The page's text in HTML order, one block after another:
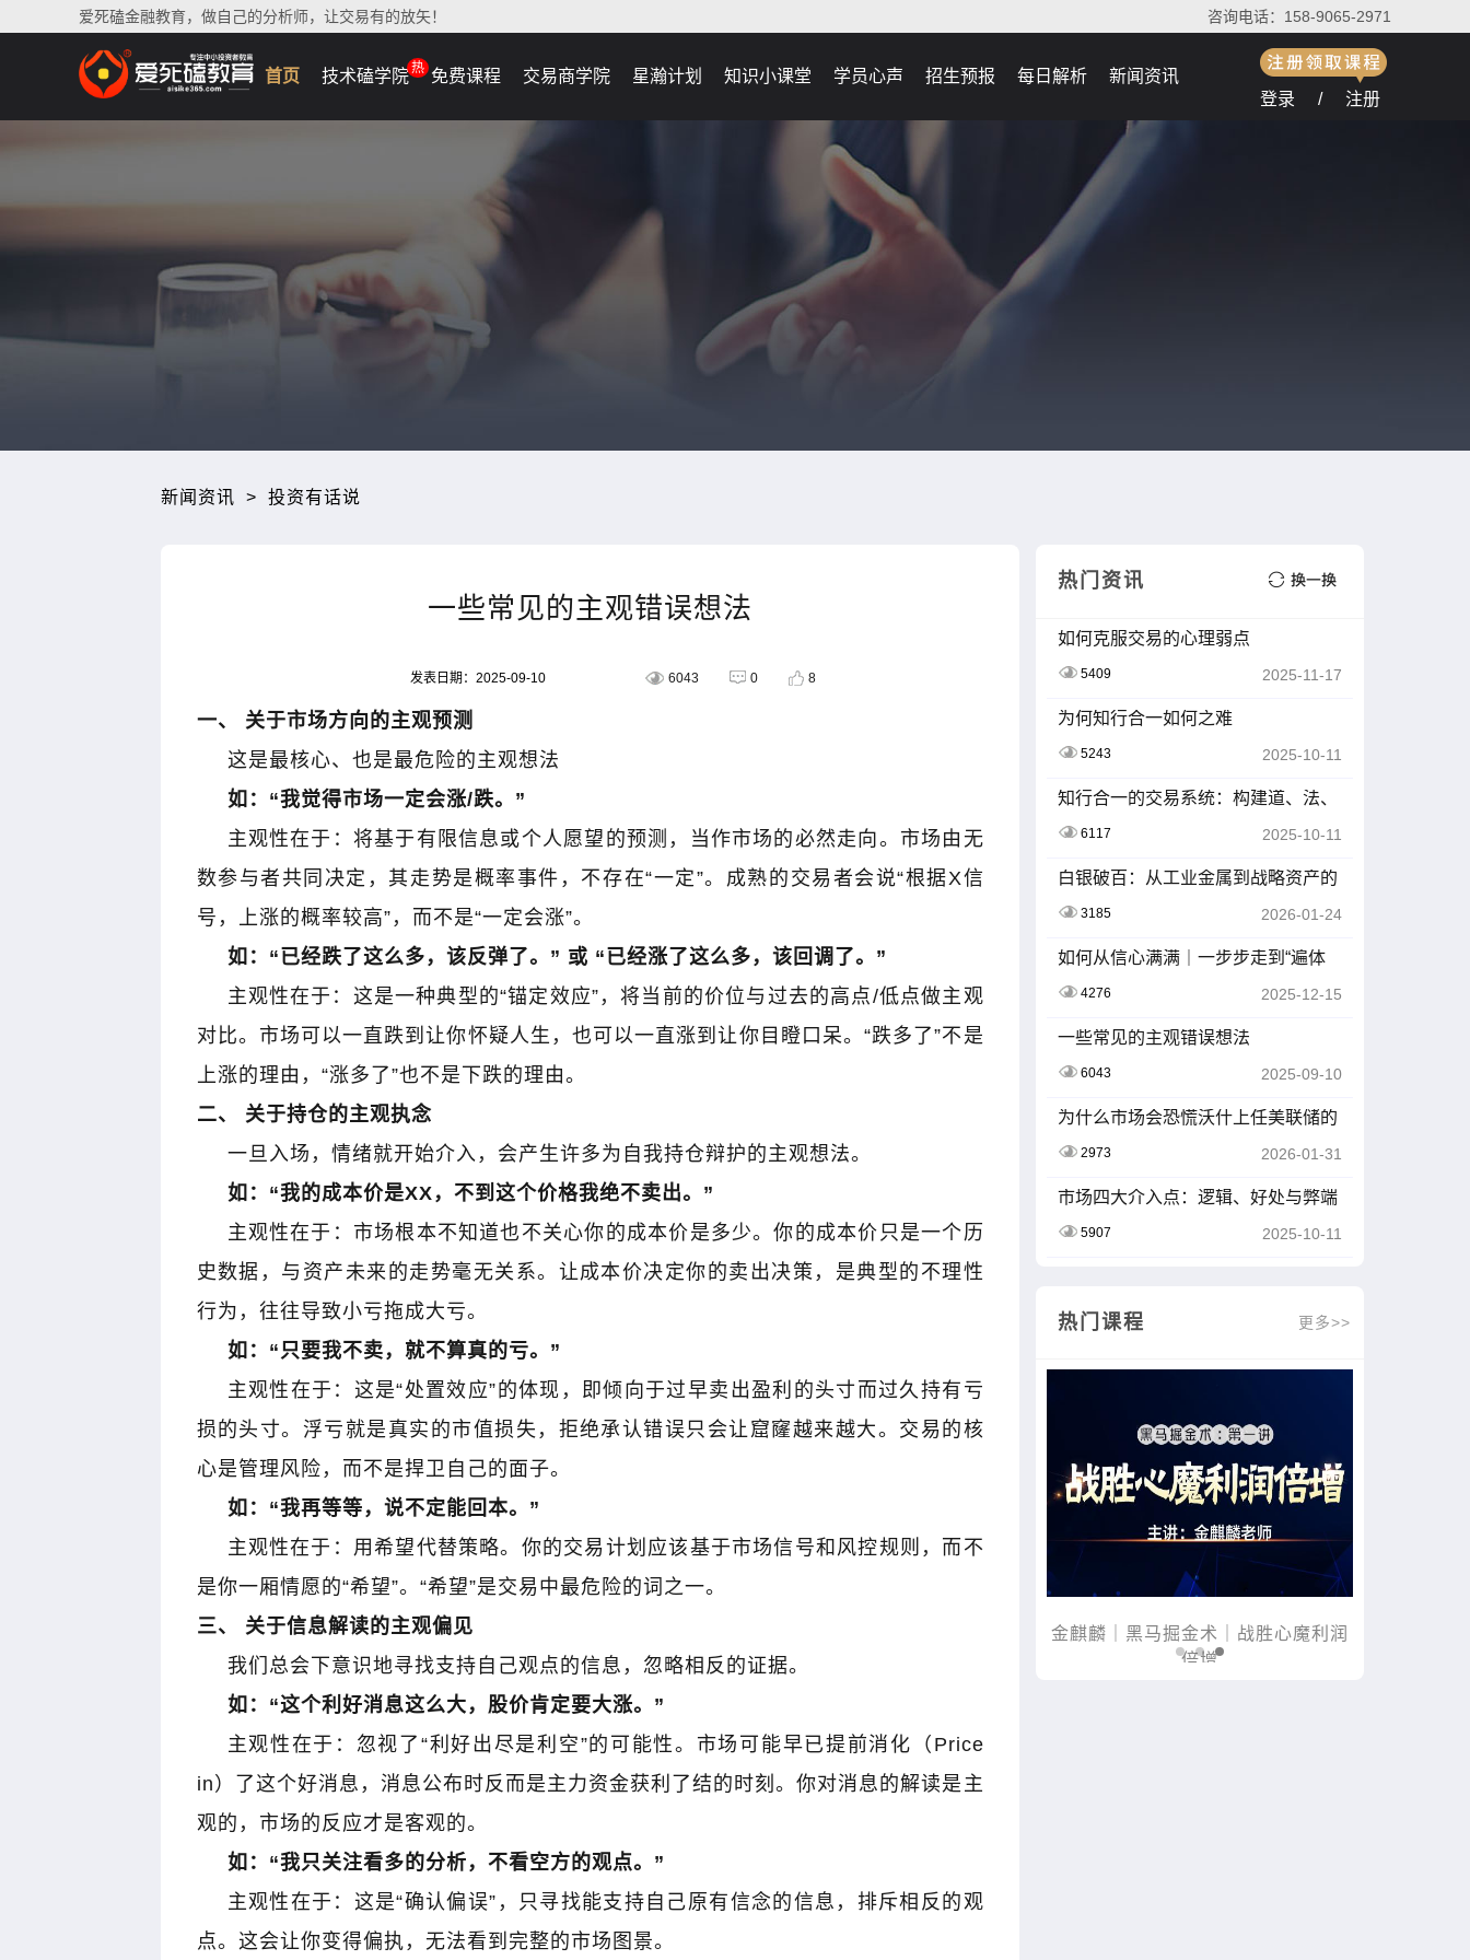
爱死磕金融教育，做自己的分析师，让交易有的放矢！ 咨询电话：158-9065-2971
首页 技术磕学院热 免费课程 交易商学院 星瀚计划 知识小课堂 学员心声 招生预报 每日解析
新闻资讯
登录
/ 注册
新闻资讯 > 投资有话说
一些常见的主观错误想法
发表日期：2025-09-10 6043 0 8
一、 关于市场方向的主观预测
这是最核心、也是最危险的主观想法
如： “我觉得市场一定会涨/跌。 ”
主观性在于：将基于有限信息或个人愿望的预测，当作市场的必然走向。市场由无
数参与者共同决定，其走势是概率事件，不存在“一定”。成熟的交易者会说“根据X信
号，上涨的概率较高” ，而不是“一定会涨”。
如： “ 已经跌了这么多，该反弹了。 ” 或 “ 已经涨了这么多，该回调了。 ”
主观性在于：这是一种典型的“锚定效应” ，将当前的价位与过去的高点/低点做主观
对比。市场可以一直跌到让你怀疑人生，也可以一直涨到让你目瞪口呆。“跌多了”不是
上涨的理由， “涨多了”也不是下跌的理由。
二、 关于持仓的主观执念
一旦入场，情绪就开始介入，会产生许多为自我持仓辩护的主观想法。
如： “我的成本价是XX ，不到这个价格我绝不卖出。 ”
主观性在于：市场根本不知道也不关心你的成本价是多少。你的成本价只是一个历
史数据，与资产未来的走势毫无关系。让成本价决定你的卖出决策，是典型的不理性
行为，往往导致小亏拖成大亏。
如： “只要我不卖，就不算真的亏。 ”
主观性在于：这是“处置效应” 的体现，即倾向于过早卖出盈利的头寸而过久持有亏
损的头寸。浮亏就是真实的市值损失，拒绝承认错误只会让窟窿越来越大。交易的核
心是管理风险，而不是捍卫自己的面子。
如： “我再等等，说不定能回本。 ”
主观性在于：用希望代替策略。你的交易计划应该基于市场信号和风控规则，而不
是你一厢情愿的“希望”。 “希望”是交易中最危险的词之一。
三、 关于信息解读的主观偏见
我们总会下意识地寻找支持自己观点的信息，忽略相反的证据。
如： “这个利好消息这么大，股价肯定要大涨。 ”
主观性在于：忽视了 “利好出尽是利空”的可能性。市场可能早已提前消化（ Price
in ）了这个好消息，消息公布时反而是主力资金获利了结的时刻。你对消息的解读是主
观的，市场的反应才是客观的。
如： “我只关注看多的分析，不看空方的观点。 ”
主观性在于：这是“确认偏误” ，只寻找能支持自己原有信念的信息，排斥相反的观
点。这会让你变得偏执，无法看到完整的市场图景。
热门资讯
如何克服交易的心理弱点
5409 2025-11-17
为何知行合一如何之难
5243 2025-10-11
知行合一的交易系统：构建道、法、
6117 2025-10-11
白银破百：从工业金属到战略资产的
3185 2026-01-24
如何从信心满满｜一步步走到“遍体
4276 2025-12-15
一些常见的主观错误想法
6043 2025-09-10
为什么市场会恐慌沃什上任美联储的
2973 2026-01-31
市场四大介入点：逻辑、好处与弊端
5907 2025-10-11
热门课程 更多>>
｜黑马掘金术｜战胜心魔利润
木星｜黑马掘金术｜买在将涨时
律
金麒麟｜黑马掘金术｜战胜心魔利润
木星｜黑马掘金术｜买在将